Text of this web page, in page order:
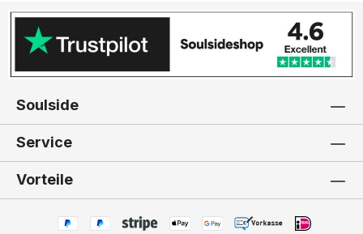
Soulside
Service
Vorteile